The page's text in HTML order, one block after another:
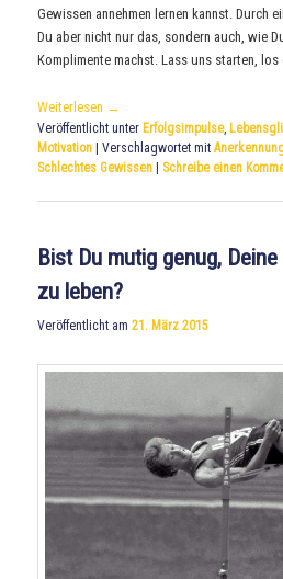
Gewissen annehmen lernen kannst. Durch
Du aber nicht nur das, sondern auch, wie
Komplimente machst. Lass uns starten, los
Weiterlesen →
Veröffentlicht unter Erfolgsimpulse,
Motivation |Verschlagwortet mit
Schlechtes Gewissen | Schreibe einen
Bist Du mutig genug,
zu leben?
Veröffentlicht am21. März 2015